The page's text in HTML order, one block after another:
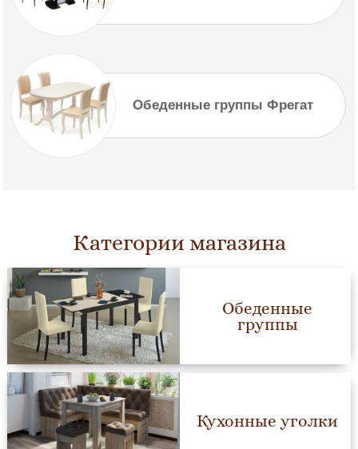
Обеденные группы Фрегат
Категории магазина
Обеденные
группы
Кухонные уголки